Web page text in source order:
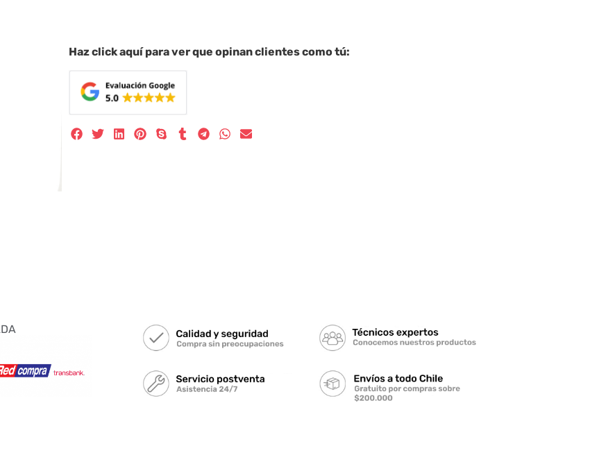
Haz click aquí para ver que opinan clientes como tú: